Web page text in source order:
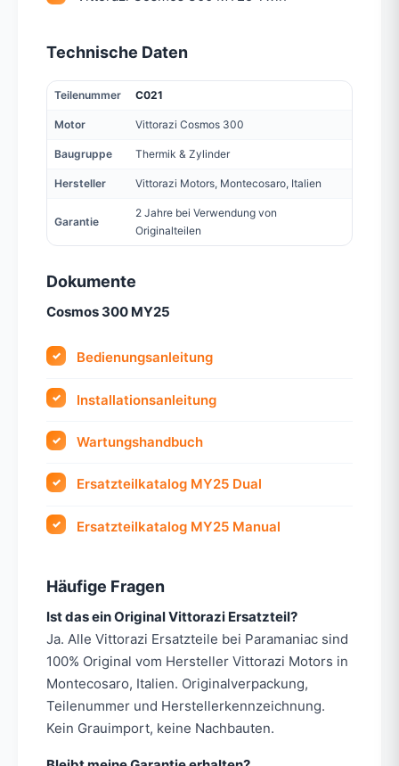
Technische Daten
Teilenummer C021
Motor Vittorazi Cosmos 300
Baugruppe Thermik & Zylinder
Hersteller Vittorazi Motors, Montecosaro, Italien
Garantie
2 Jahre bei Verwendung von
Originalteilen
Dokumente
Cosmos 300 MY25
Bedienungsanleitung
Installationsanleitung
Wartungshandbuch
Ersatzteilkatalog MY25 Dual
Ersatzteilkatalog MY25 Manual
Häufige Fragen
Ist das ein Original Vittorazi Ersatzteil?
Ja. Alle Vittorazi Ersatzteile bei Paramaniac sind
100% Original vom Hersteller Vittorazi Motors in
Montecosaro, Italien. Originalverpackung,
Teilenummer und Herstellerkennzeichnung.
Kein Grauimport, keine Nachbauten.